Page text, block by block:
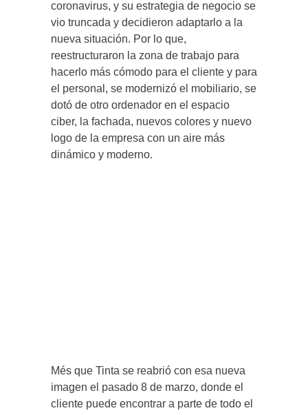
coronavirus, y su estrategia de negocio se
vio truncada y decidieron adaptarlo a la
nueva situación. Por lo que,
reestructuraron la zona de trabajo para
hacerlo más cómodo para el cliente y para
el personal, se modernizó el mobiliario, se
dotó de otro ordenador en el espacio
ciber, la fachada, nuevos colores y nuevo
logo de la empresa con un aire más
dinámico y moderno.
Més que Tinta se reabrió con esa nueva
imagen el pasado 8 de marzo, donde el
cliente puede encontrar a parte de todo el